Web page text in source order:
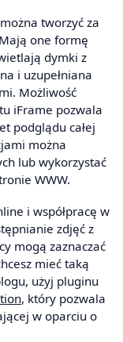
tworzyć za
one formę
dymki z
i uzupełniana
Możliwość
iFrame pozwala
podglądu całej
można
lub wykorzystać
WWW.
i współpracę w
zdjęć z
mogą zaznaczać
mieć taką
użyj pluginu
, który pozwala
w oparciu o